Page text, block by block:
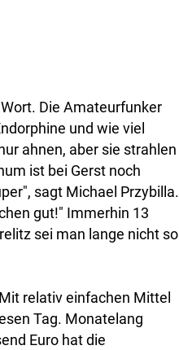
Die Amateurfunker
und wie viel
ahnen, aber sie strahlen
ist bei Gerst noch
sagt Michael Przybilla.
gut!" Immerhin 13
sei man lange nicht so
relativ einfachen Mittel
Tag. Monatelang
Euro hat die